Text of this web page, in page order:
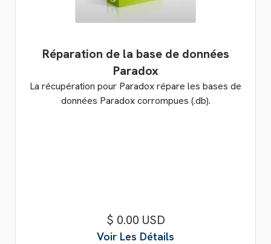
Réparation de la base de données
Paradox
La récupération pour Paradox répare les bases de
données Paradox corrompues (.db).
$ 0.00 USD
Voir Les Détails